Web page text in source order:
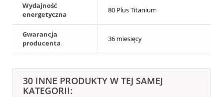
Wydajność
energetyczna
80 Plus Titanium
Gwarancja
producenta
36 miesięcy
30 INNE PRODUKTY W TEJ SAMEJ
KATEGORII: